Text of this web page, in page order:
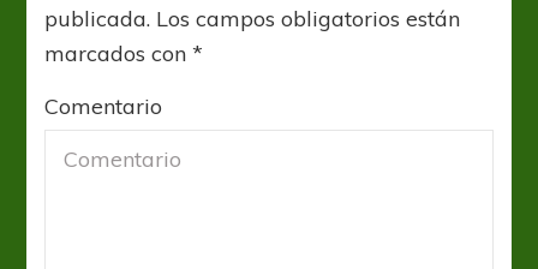
publicada. Los campos obligatorios están
marcados con*
Comentario